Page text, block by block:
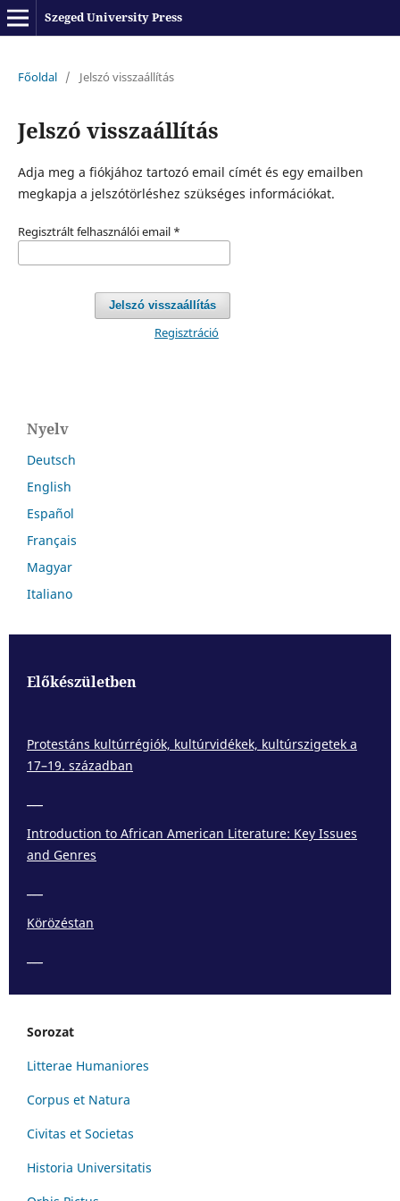
Szeged University Press
Főoldal / Jelszó visszaállítás
Jelszó visszaállítás
Adja meg a fiókjához tartozó email címét és egy emailben
megkapja a jelszótörléshez szükséges információkat.
Regisztrált felhasználói email *
Jelszó visszaállítás
Regisztráció
Nyelv
Deutsch
English
Español
Français
Magyar
Italiano
Előkészületben
Protestáns kultúrrégiók, kultúrvidékek, kultúrszigetek a
17–19. században
Introduction to African American Literature: Key Issues
and Genres
Körözéstan
Sorozat
Litterae Humaniores
Corpus et Natura
Civitas et Societas
Historia Universitatis